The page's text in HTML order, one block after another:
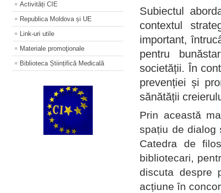
Activități CIE
Republica Moldova și UE
Link-uri utile
Materiale promoţionale
Biblioteca Științifică Medicală
Subiectul
contextul
important,
pentru
societății. În
prevenției și
sănătății
Prin această
spațiu de dialog
Catedra de
bibliotecari,
discuta despre
acțiune în